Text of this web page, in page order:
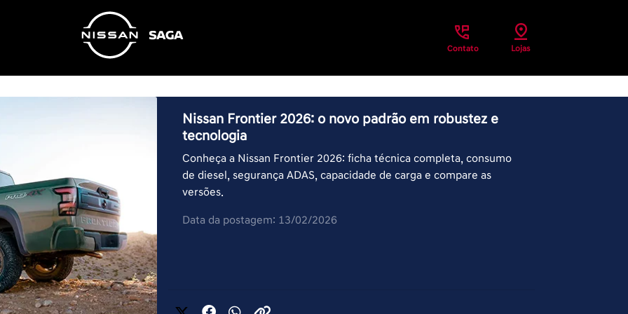
Contato Lojas
Nissan Frontier 2026: o novo padrão em robustez e
tecnologia
Conheça a Nissan Frontier 2026: ficha técnica completa, consumo
de diesel, segurança ADAS, capacidade de carga e compare as
versões.
Data da postagem: 13/02/2026